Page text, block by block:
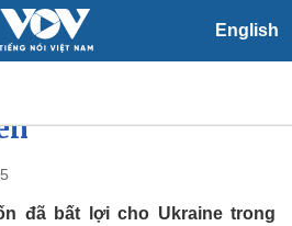
English
Xã hội
trước tinh
lối đánh của
đã bất lợi cho Ukraine trong